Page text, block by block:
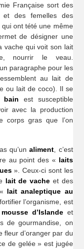
Française sort des
et des femelles des
ont tété une même
de désigner une
vache qui voit son lait
nourrir le veau.
paragraphe pour les
au lait de
ou lait de coco). Il se
bain est susceptible
avec la production
corps gras que l’on
qu’unaliment, c’est
au point des « laits
». Ceux-ci sont les
lait de vache et des
lait analeptique au
l’organisme, est
mousse d’Islandeet
de gourmandise, on
fleur d’oranger par du
de gelée » est jugée